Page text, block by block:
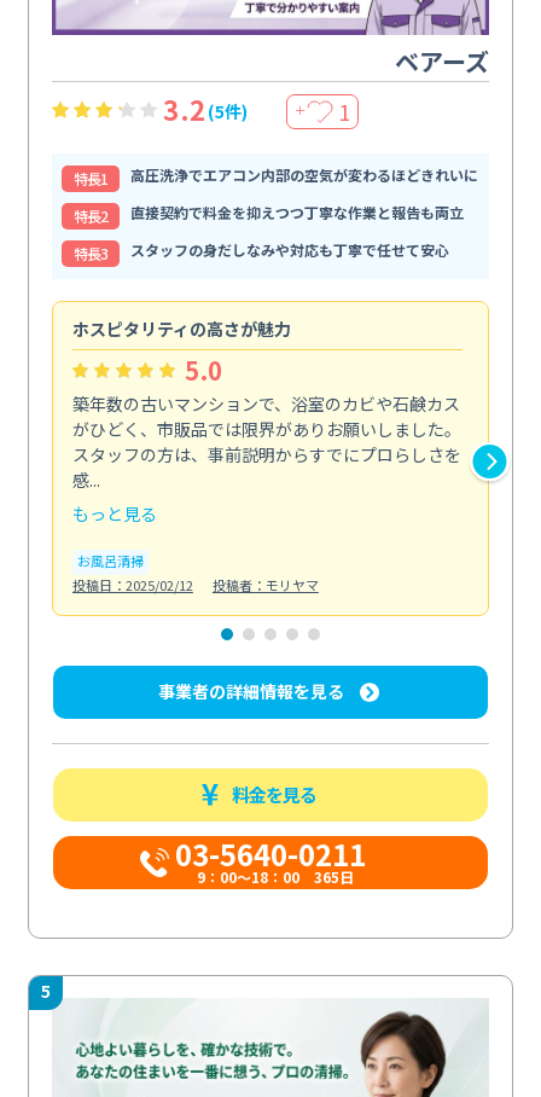
ベアーズ
3.2 (5件) ＋ 1
特⻑1
高圧洗浄でエアコン内部の空気が変わるほどきれいに
特⻑2
直接契約で料金を抑えつつ丁寧な作業と報告も両立
特⻑3
スタッフの身だしなみや対応も丁寧で任せて安心
ホスピタリティの高さが魅力
5.0
築年数の古いマンションで、浴室のカビや石鹸カス
がひどく、市販品では限界がありお願いしました。
スタッフの方は、事前説明からすでにプロらしさを
感...
もっと見る
お風呂清掃
投稿日：2025/02/12
投稿者：モリヤマ
事業者の詳細情報を見る
料金を見る
03-5640-0211
9：00～18：00 365日
5